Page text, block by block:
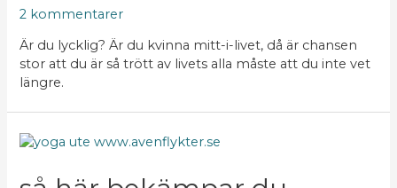
2 kommentarer
Är du lycklig? Är du kvinna mitt-i-livet, då är chansen
stor att du är så trött av livets alla måste att du inte vet
längre.
så
bekämpar